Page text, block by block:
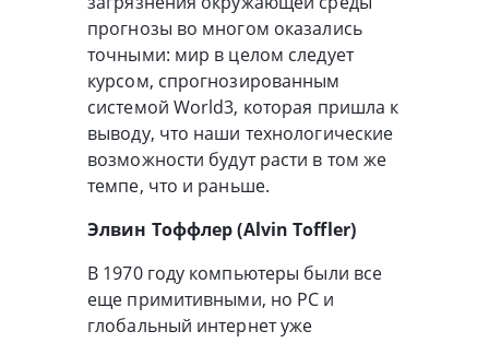
прогнозы во многом оказались
точными: мир в целом следует
курсом, спрогнозированным
системой World3, которая пришла к
выводу, что наши технологические
возможности будут расти в том же
темпе, что и раньше.
Элвин Тоффлер (Alvin Toffler)
В 1970 году компьютеры были все
еще примитивными, но PC и
глобальный интернет уже